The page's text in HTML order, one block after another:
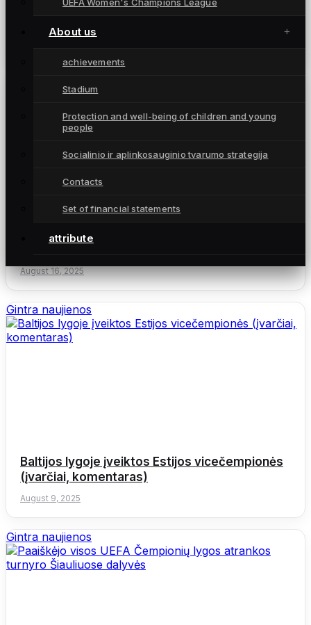
About us
achievements
Stadium
Protection and well-being of children and young
people
Socialinio ir aplinkosauginio tvarumo strategija
Contacts
Set of financial statements
attribute
Keturios komandos, vienas tikslas: Šiauliai
Gintietės įsirašė labai svarbią pergalę A lygoje
August 16, 2025
Gintra naujienos
Baltijos lygoje įveiktos Estijos vicečempionės
(įvarčiai, komentaras)
August 9, 2025
Gintra naujienos